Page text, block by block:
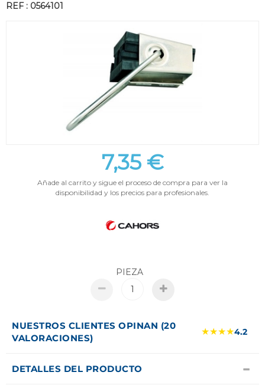
REF : 0564101
7,35 €
Añade al carrito y sigue el proceso de compra para ver la
disponibilidad y los precios para profesionales.
PIEZA
NUESTROS CLIENTES OPINAN (20
VALORACIONES)
★★★★4.2
DETALLES DEL PRODUCTO